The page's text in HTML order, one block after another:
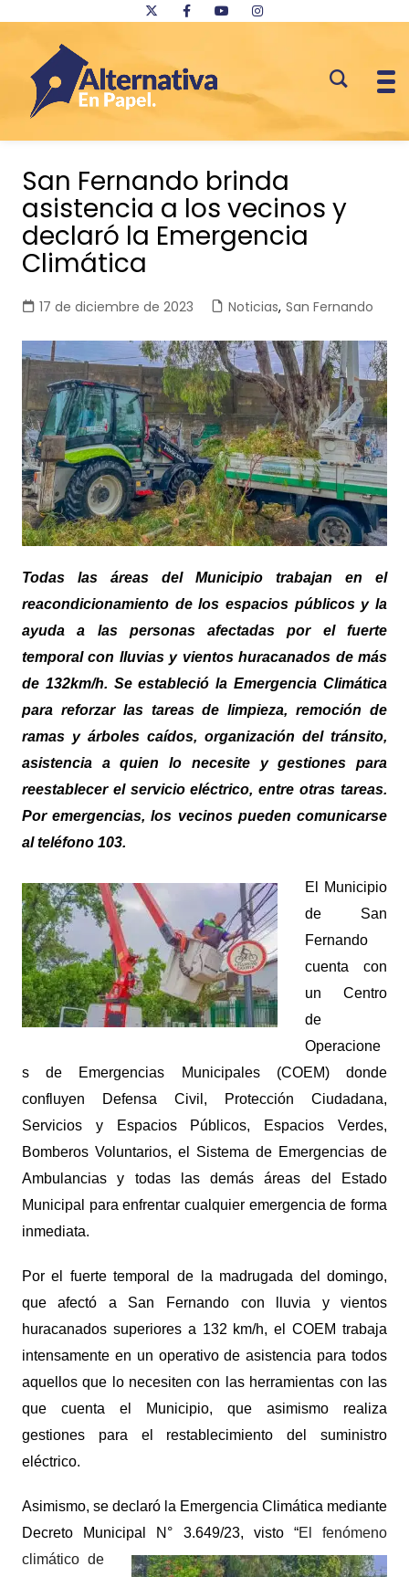
contenido
San Fernando brinda
asistencia a los vecinos y
declaró la Emergencia
Climática
17 de diciembre de 2023 Noticias, San Fernando
Todas las áreas del Municipio trabajan en el
reacondicionamiento de los espacios públicos y la
ayuda a las personas afectadas por el fuerte
temporal con lluvias y vientos huracanados de más
de 132km/h. Se estableció la Emergencia Climática
para reforzar las tareas de limpieza, remoción de
ramas y árboles caídos, organización del tránsito,
asistencia a quien lo necesite y gestiones para
reestablecer el servicio eléctrico, entre otras tareas.
Por emergencias, los vecinos pueden comunicarse
al teléfono 103.
El Municipio
de San
Fernando
cuenta con
un Centro
de
Operacione
s de Emergencias Municipales (COEM) donde
confluyen Defensa Civil, Protección Ciudadana,
Servicios y Espacios Públicos, Espacios Verdes,
Bomberos Voluntarios, el Sistema de Emergencias de
Ambulancias y todas las demás áreas del Estado
Municipal para enfrentar cualquier emergencia de forma
inmediata.
Porel fuerte temporal de la madrugada del domingo,
que afectó a San Fernando con lluvia y vientos
huracanados superiores a 132 km/h, el COEM trabaja
intensamente en un operativo de asistencia para todos
aquellos que lo necesiten con las herramientas con las
que cuenta el Municipio, que asimismo realiza
gestiones para el restablecimiento del suministro
eléctrico.
Asimismo, se declaró la Emergencia Climática mediante
Decreto Municipal N°
3.649/23, visto “El fenómeno
climático de